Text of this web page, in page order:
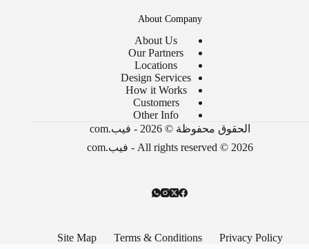
About Company
About Us
Our Partners
Locations
Design Services
How it Works
Customers
Other Info
الحقوق محفوظة © 2026 - فيب.com
All rights reserved © 2026 - فيب.com
Privacy Policy
Terms & Conditions
Site Map